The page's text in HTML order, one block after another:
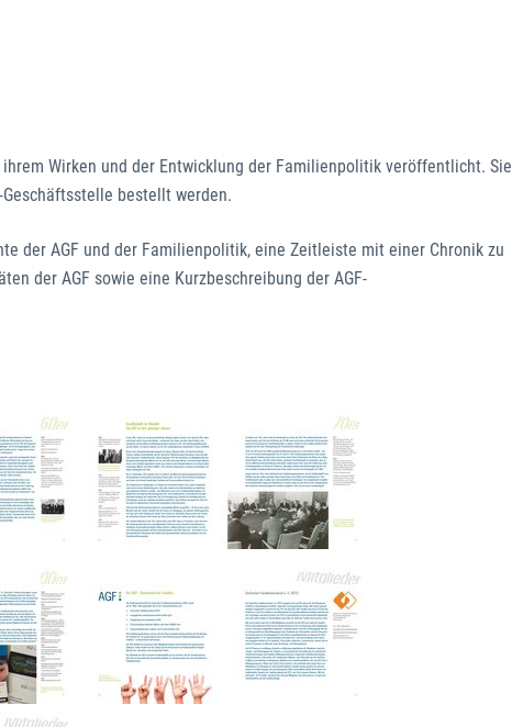
Wirken und der Entwicklung der Familienpolitik veröffentlicht. Sie
bestellt werden.
der AGF und der Familienpolitik, eine Zeitleiste mit einer Chronik zu
der AGF sowie eine Kurzbeschreibung der AGF-